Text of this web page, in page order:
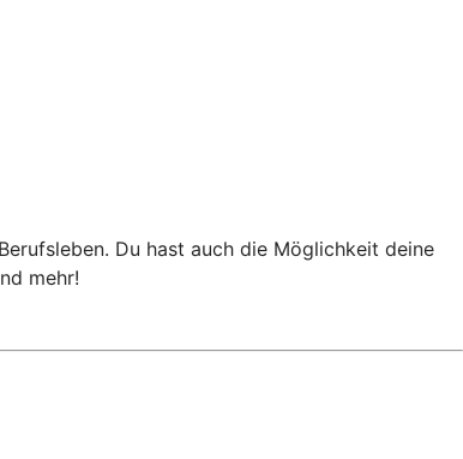
Du hast auch die Möglichkeit deine
mehr!